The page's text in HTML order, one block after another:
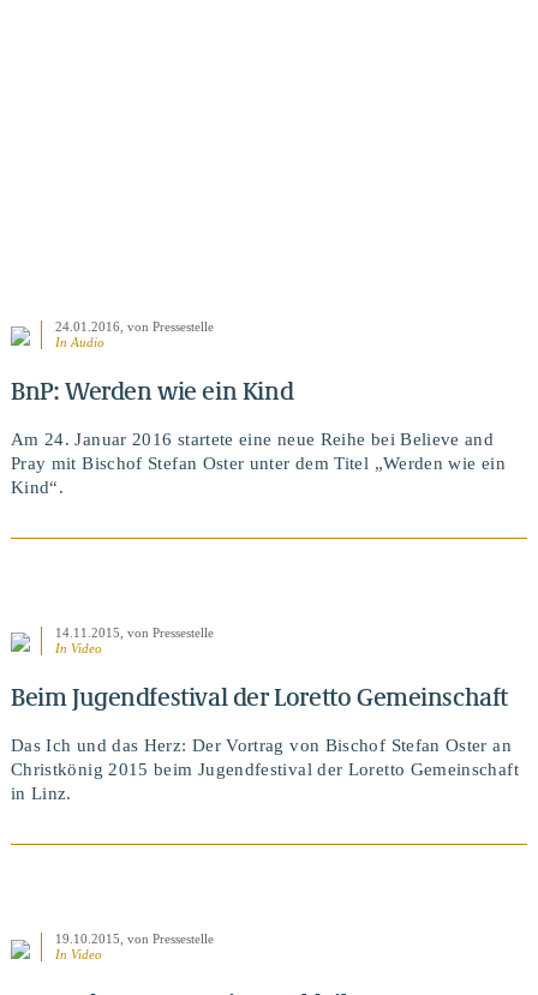
24.01.2016 , von Pressestelle
In Audio
BnP: Werden wie ein Kind
Am 24. Januar 2016 startete eine neue Reihe bei Believe and
Pray mit Bischof Stefan Oster unter dem Titel „Werden wie ein
Kind“.
14.11.2015 , von Pressestelle
In Video
Beim Jugendfestival der Loretto Gemeinschaft
Das Ich und das Herz: Der Vortrag von Bischof Stefan Oster an
Christkönig 2015 beim Jugendfestival der Loretto Gemeinschaft
in Linz.
19.10.2015 , von Pressestelle
In Video